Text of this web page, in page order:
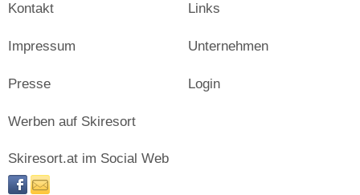
Kontakt
Impressum
Presse
Links
Unternehmen
Login
Werben auf Skiresort
Skiresort.at im Social Web
facebooknewsletter